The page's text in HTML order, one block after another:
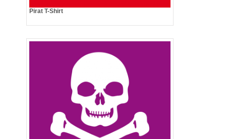
Pirat T-Shirt